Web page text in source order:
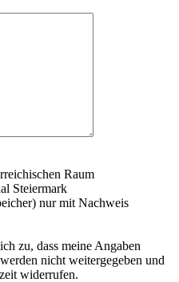
Raum
Steiermark
nur mit Nachweis
zu, dass meine Angaben
nicht weitergegeben und
widerrufen.